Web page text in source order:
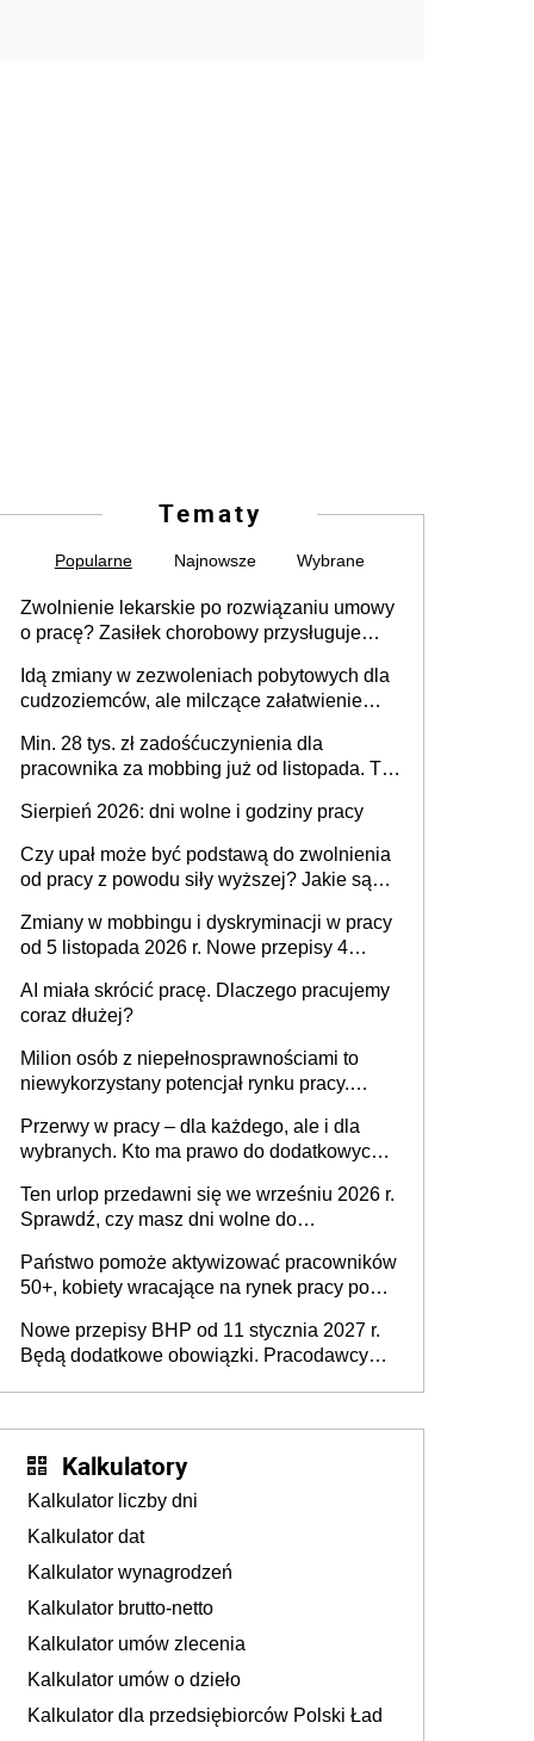
9851576
6664776
7506931&nbsp;
9944147&nbsp;
6612876&nbsp;
Tematy
Popularne Najnowsze Wybrane
Zwolnienie lekarskie po rozwiązaniu umowy
o pracę? Zasiłek chorobowy przysługuje
dni od ustania stosunku pracy
Idą zmiany w zezwoleniach pobytowych dla
cudzoziemców, ale milczące załatwienie
Min. 28 tys. zł zadośćuczynienia dla
pracownika za mobbing już od listopada. To
zespołu
Sierpień 2026: dni wolne i godziny pracy
Czy upał może być podstawą do zwolnienia
od pracy z powodu siły wyższej? Jakie są
Zmiany w mobbingu i dyskryminacji w pracy
od 5 listopada 2026 r. Nowe przepisy 4
Ustaw
AI miała skrócić pracę. Dlaczego pracujemy
coraz dłużej?
Milion osób z niepełnosprawnościami to
niewykorzystany potencjał rynku pracy.
dofinansowań czy refundacji, ale bariery po
stronie systemu i świadomości
pracodawców [WYWIAD]
Przerwy w pracy – dla każdego, ale i dla
wybranych. Kto ma prawo do dodatkowych
Ten urlop przedawni się we wrześniu 2026 r.
Sprawdź, czy masz dni wolne do
Państwo pomoże aktywizować pracowników
50+, kobiety wracające na rynek pracy po
osoby neuroatypowe. Powstanie Fundusz
na rzecz Inkluzywności w Zatrudnianiu?
Nowe przepisy BHP od 11 stycznia 2027 r.
Będą dodatkowe obowiązki. Pracodawcy
Kalkulatory
Kalkulator liczby dni
Kalkulator dat
Kalkulator wynagrodzeń
Kalkulator brutto-netto
Kalkulator umów zlecenia
Kalkulator umów o dzieło
Kalkulator dla przedsiębiorców Polski Ład